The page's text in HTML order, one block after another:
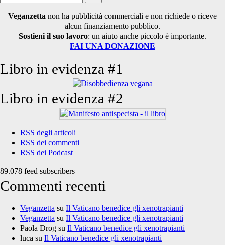
Veganzetta non ha pubblicità commerciali e non richiede o riceve
alcun finanziamento pubblico.
Sostieni il suo lavoro: un aiuto anche piccolo è importante.
FAI UNA DONAZIONE
Libro in evidenza #1
Libro in evidenza #2
RSS degli articoli
RSS dei commenti
RSS dei Podcast
89.078 feed subscribers
Commenti recenti
Veganzetta su Il Vaticano benedice gli xenotrapianti
Veganzetta su Il Vaticano benedice gli xenotrapianti
Paola Drog su Il Vaticano benedice gli xenotrapianti
luca su Il Vaticano benedice gli xenotrapianti